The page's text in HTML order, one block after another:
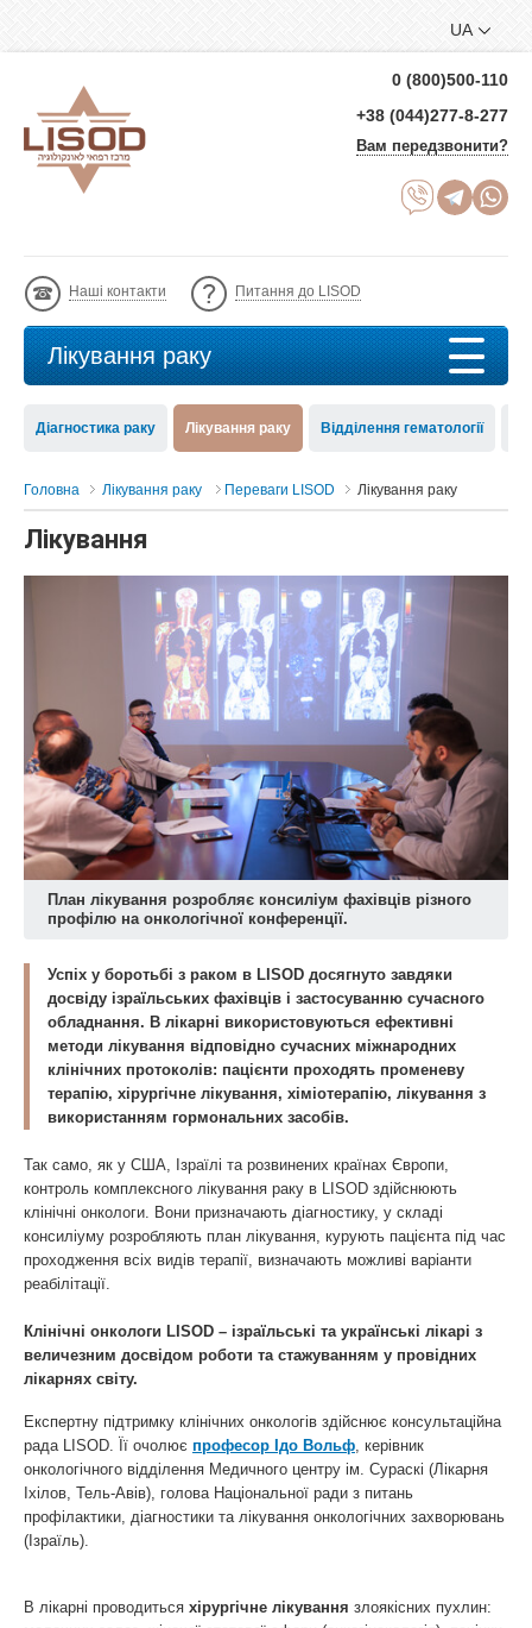
UA
0 (800)500-110
+38 (044)277-8-277
Вам передзвонити?
Наші контакти Питання до LISOD
Лікування раку
Діагностика раку Лікування раку Відділення гематології
Головна Лікування раку Переваги LISOD Лікування раку
Лікування
План лікування розробляє консиліум фахівців різного
профілю на онкологічної конференції.
Успіх у боротьбі з раком в LISOD досягнуто завдяки
досвіду ізраїльських фахівців і застосуванню сучасного
обладнання. В лікарні використовуються ефективні
методи лікування відповідно сучасних міжнародних
клінічних протоколів: пацієнти проходять променеву
терапію, хірургічне лікування, хіміотерапію, лікування з
використанням гормональних засобів.
Так само, як у США, Ізраїлі та розвинених країнах Європи,
контроль комплексного лікування раку в LISOD здійснюють
клінічні онкологи. Вони призначають діагностику, у складі
консиліуму розробляють план лікування, курують пацієнта під час
проходження всіх видів терапії, визначають можливі варіанти
реабілітації.
Клінічні онкологи LISOD – ізраїльські та українські лікарі з
величезним досвідом роботи та стажуванням у провідних
лікарнях світу.
Експертну підтримку клінічних онкологів здійснює консультаційна
рада LISOD. Її очолює професор Ідо Вольф , керівник
онкологічного відділення Медичного центру ім. Сураскі (Лікарня
Іхілов, Тель-Авів), голова Національної ради з питань
профілактики, діагностики та лікування онкологічних захворювань
(Ізраїль).
В лікарні проводиться хірургічне лікування злоякісних пухлин: